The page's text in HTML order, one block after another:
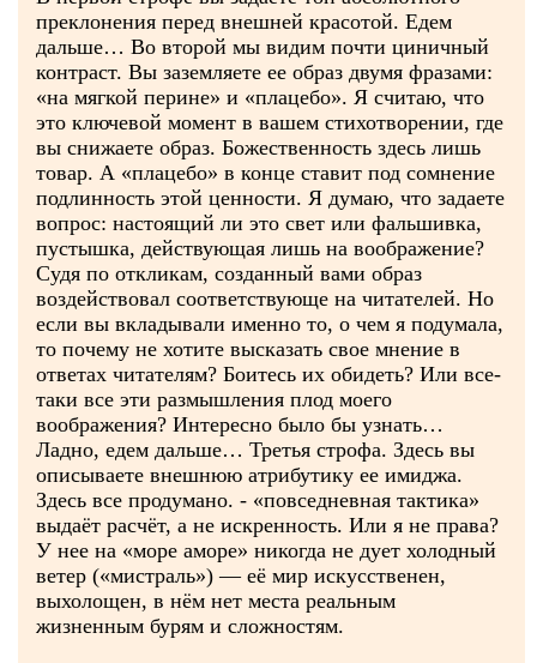
преклонения перед внешней красотой. Едем
дальше… Во второй мы видим почти циничный
контраст. Вы заземляете ее образ двумя фразами:
«на мягкой перине» и «плацебо». Я считаю, что
это ключевой момент в вашем стихотворении, где
вы снижаете образ. Божественность здесь лишь
товар. А «плацебо» в конце ставит под сомнение
подлинность этой ценности. Я думаю, что задаете
вопрос: настоящий ли это свет или фальшивка,
пустышка, действующая лишь на воображение?
Судя по откликам, созданный вами образ
воздействовал соответствующе на читателей. Но
если вы вкладывали именно то, о чем я подумала,
то почему не хотите высказать свое мнение в
ответах читателям? Боитесь их обидеть? Или все-
таки все эти размышления плод моего
воображения? Интересно было бы узнать…
Ладно, едем дальше… Третья строфа. Здесь вы
описываете внешнюю атрибутику ее имиджа.
Здесь все продумано. - «повседневная тактика»
выдаёт расчёт, а не искренность. Или я не права?
У нее на «море аморе» никогда не дует холодный
ветер («мистраль») — её мир искусственен,
выхолощен, в нём нет места реальным
жизненным бурям и сложностям.